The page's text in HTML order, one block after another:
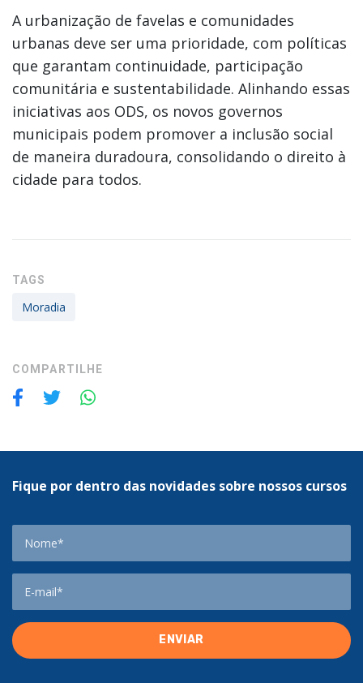
A urbanização de favelas e comunidades
urbanas deve ser uma prioridade, com políticas
que garantam continuidade, participação
comunitária e sustentabilidade. Alinhando essas
iniciativas aos ODS, os novos governos
municipais podem promover a inclusão social
de maneira duradoura, consolidando o direito à
cidade para todos.
TAGS
Moradia
COMPARTILHE
Fique por dentro das novidades sobre nossos cursos